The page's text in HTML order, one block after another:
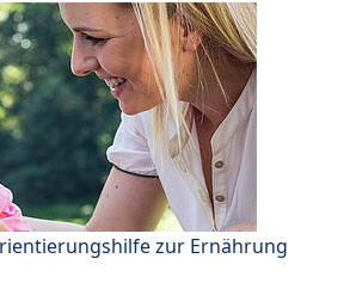
zur Ernährung